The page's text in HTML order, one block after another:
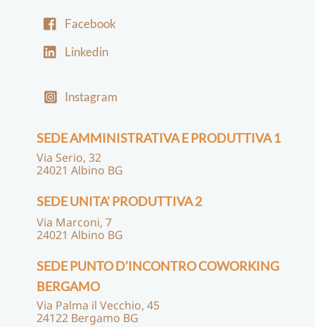
Facebook
Linkedin
Instagram
SEDE AMMINISTRATIVA E PRODUTTIVA 1
Via Serio, 32
24021 Albino BG
SEDE UNITA’ PRODUTTIVA 2
Via Marconi, 7
24021 Albino BG
SEDE PUNTO D’INCONTRO COWORKING
BERGAMO
Via Palma il Vecchio, 45
24122 Bergamo BG